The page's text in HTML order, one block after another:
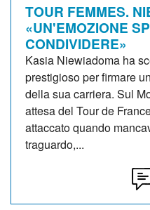
TOUR FEMMES.
«UN'EMOZIONE
CONDIVIDERE»
Kasia Niewiadoma ha
prestigioso per firmare
della sua carriera. Sul
attesa del Tour de
attaccato quando
traguardo,...